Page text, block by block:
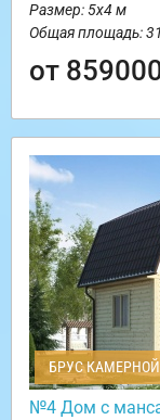
Размер: 5х4 м
Общая площадь: 31
от
БРУС
№4 Дом с